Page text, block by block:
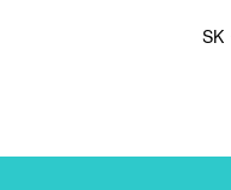
SK